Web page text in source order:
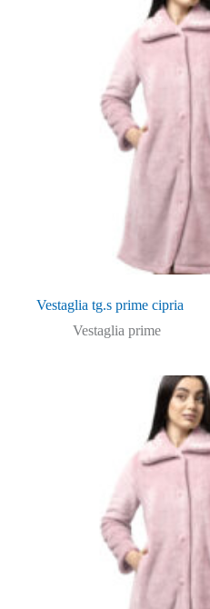
Vestaglia tg.s prime cipria
Vestaglia prime